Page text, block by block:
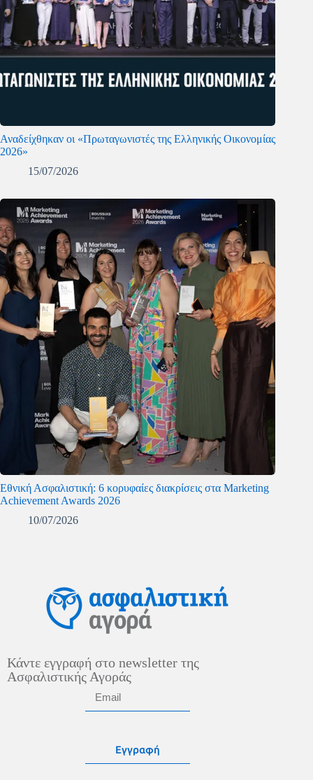
Αναδείχθηκαν οι «Πρωταγωνιστές της Ελληνικής Οικονομίας
2026»
15/07/2026
Εθνική Ασφαλιστική: 6 κορυφαίες διακρίσεις στα Marketing
Achievement Awards 2026
10/07/2026
Κάντε εγγραφή στο newsletter της
Ασφαλιστικής Αγοράς
Εγγραφή